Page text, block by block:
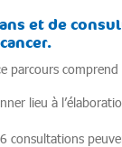
et de
parcours comprend
lieu à
consultations